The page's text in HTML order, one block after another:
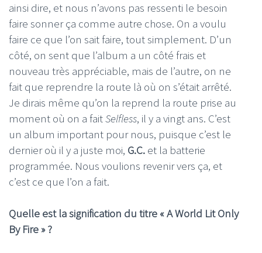
ainsi dire, et nous n’avons pas ressenti le besoin
faire sonner ça comme autre chose. On a voulu
faire ce que l’on sait faire, tout simplement. D’un
côté, on sent que l’album a un côté frais et
nouveau très appréciable, mais de l’autre, on ne
fait que reprendre la route là où on s’était arrêté.
Je dirais même qu’on la reprend la route prise au
moment où on a faitSelfless, il y a vingt ans. C’est
un album important pour nous, puisque c’est le
dernier où il y a juste moi, G.C. et la batterie
programmée. Nous voulions revenir vers ça, et
c’est ce que l’on a fait.
Quelle est la signification du titre « A World Lit Only
By Fire » ?